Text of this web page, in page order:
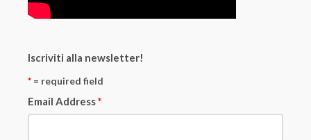
Iscriviti alla newsletter!
* = required field
Email Address*